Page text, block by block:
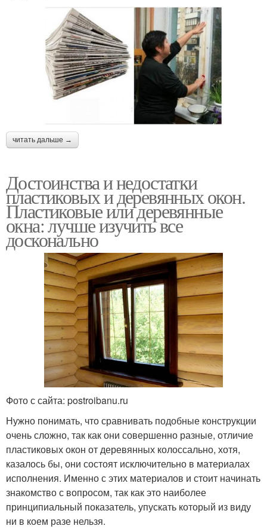
читать дальше →
Достоинства и недостатки
пластиковых и деревянных окон.
Пластиковые или деревянные
окна: лучше изучить все
досконально
Фото с сайта: postroibanu.ru
Нужно понимать, что сравнивать подобные конструкции
очень сложно, так как они совершенно разные, отличие
пластиковых окон от деревянных колоссально, хотя,
казалось бы, они состоят исключительно в материалах
исполнения. Именно с этих материалов и стоит начинать
знакомство с вопросом, так как это наиболее
принципиальный показатель, упускать который из виду
ни в коем разе нельзя.